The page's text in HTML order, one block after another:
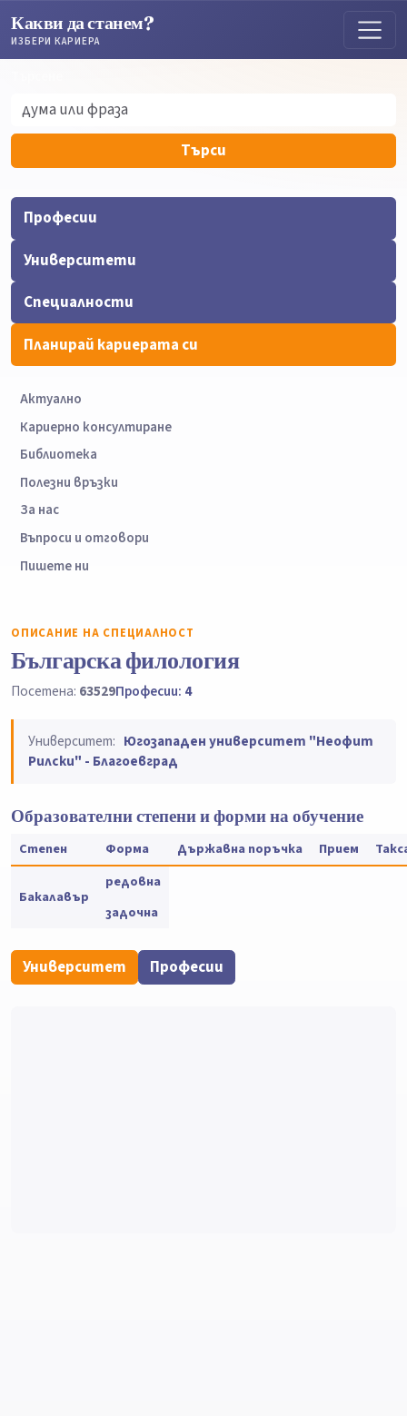
Какви да станем?
ИЗБЕРИ КАРИЕРА
Търси
Професии
Университети
Специалности
Планирай кариерата си
Актуално
Кариерно консултиране
Библиотека
Полезни връзки
За нас
Въпроси и отговори
Пишете ни
ОПИСАНИЕ НА СПЕЦИАЛНОСТ
Българска филология
Посетена: 63529Професии: 4
Университет: Югозападен университет "Неофит
Рилски" - Благоевград
Образователни степени и форми на обучение
Степен Форма Държавна поръчка Прием
Бакалавър
редовна
задочна
Университет Професии